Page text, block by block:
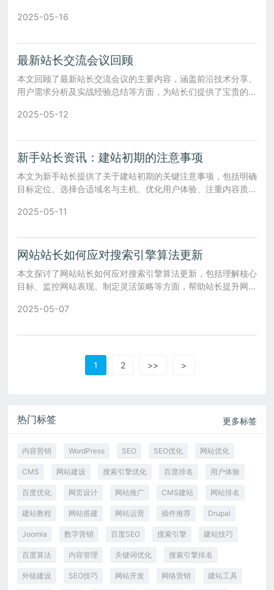
2025-05-16
最新站长交流会议回顾
本文回顾了最新站长交流会议的主要内容，涵盖前沿技术分享、
用户需求分析及实战经验总结等方面，为站长们提供了宝贵的参
2025-05-12
新手站长资讯：建站初期的注意事项
本文为新手站长提供了关于建站初期的关键注意事项，包括明确
目标定位、选择合适域名与主机、优化用户体验、注重内容质
2025-05-11
网站站长如何应对搜索引擎算法更新
本文探讨了网站站长如何应对搜索引擎算法更新，包括理解核心
目标、监控网站表现、制定灵活策略等方面，帮助站长提升网站
2025-05-07
1 2 >> >
热门标签 更多标签
内容营销 WordPress SEO SEO优化 网站优化
CMS 网站建设 搜索引擎优化 百度排名 用户体验
百度优化 网页设计 网站推广 CMS建站 网站排名
建站教程 网站搭建 网站运营 插件推荐 Drupal
Joomla 数字营销 百度SEO 搜索引擎 建站技巧
百度算法 内容管理 关键词优化 搜索引擎排名
外链建设 SEO技巧 网站开发 网络营销 建站工具